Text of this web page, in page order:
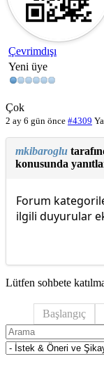
Çevrimdışı
Yeni üye
Çok
2 ay 6 gün önce #4309
mkibaroglu
konusunda
Forum
ilgili duyurular
Lütfen sohbete
Başlangıç